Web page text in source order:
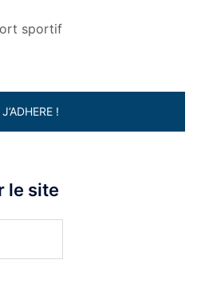
sportif
J’ADHERE !
le site